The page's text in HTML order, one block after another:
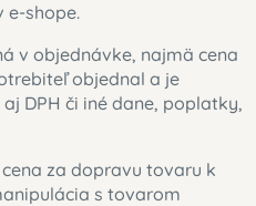
shope.
v objednávke, najmä cena
objednal a je
DPH či iné dane, poplatky,
za dopravu tovaru k
s tovarom